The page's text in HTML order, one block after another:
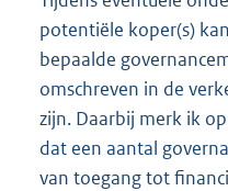
potentiële koper(s)
bepaalde
omschreven in de
zijn. Daarbij merk ik
dat een aantal
van toegang tot